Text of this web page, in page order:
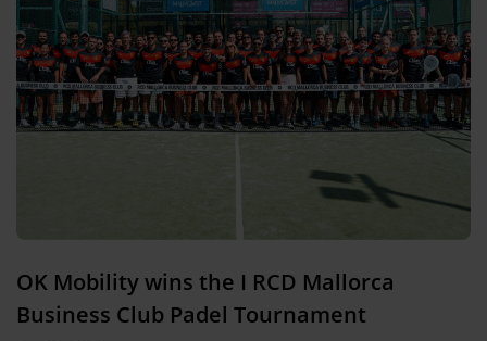
OK Mobility wins the I RCD Mallorca
Business Club Padel Tournament